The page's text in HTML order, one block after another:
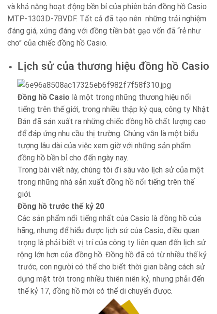
và khả năng hoạt động bền bỉ của phiên bản đồng hồ Casio
MTP-1303D-7BVDF. Tất cả đã tạo nên những trải nghiệm
đáng giá, xứng đáng với đồng tiền bát gạo vốn đã “rẻ như
cho” của chiếc đồng hồ Casio.
Lịch sử của thương hiệu đồng hồ Casio
Đồng hồ Casio là một trong những thương hiệu nổi
tiếng trên thế giới, trong nhiều thập kỷ qua, công ty Nhật
Bản đã sản xuất ra những chiếc đồng hồ chất lượng cao
để đáp ứng nhu cầu thị trường. Chúng vẫn là một biểu
tượng lâu dài của việc xem giờ với những sản phẩm
đồng hồ bền bỉ cho đến ngày nay.
Trong bài viết này, chúng tôi đi sâu vào lịch sử của một
trong những nhà sản xuất đồng hồ nổi tiếng trên thế
giới.
Đồng hồ trước thế kỷ 20
Các sản phẩm nổi tiếng nhất của Casio là đồng hồ của
hãng, nhưng để hiểu được lịch sử của Casio, điều quan
trọng là phải biết vị trí của công ty liên quan đến lịch sử
rộng lớn hơn của đồng hồ. Đồng hồ đã có từ nhiều thế kỷ
trước, con người có thể cho biết thời gian bằng cách sử
dụng mặt trời trong nhiều thiên niên kỷ, nhưng phải đến
thế kỷ 17, đồng hồ mới có thể di chuyển được.